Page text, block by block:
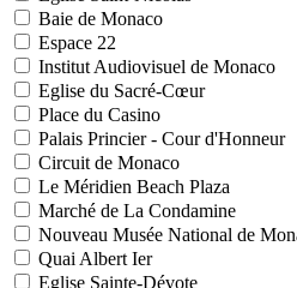
Baie de Monaco
Espace 22
Institut Audiovisuel de Monaco
Eglise du Sacré-Cœur
Place du Casino
Palais Princier - Cour d'Honneur
Circuit de Monaco
Le Méridien Beach Plaza
Marché de La Condamine
Nouveau Musée National de
Quai Albert Ier
Eglise Sainte-Dévote